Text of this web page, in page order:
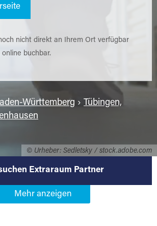
© Urheber: Sedletsky / stock.adobe.com
nicht direkt an Ihrem Ort verfügbar
buchbar.
Württemberg › Tübingen,
Extraraum Partner
Extraraum Partner in